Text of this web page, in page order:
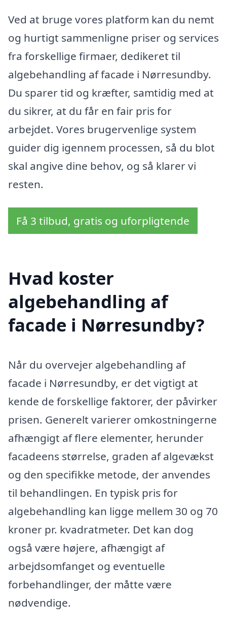
Ved at bruge vores platform kan du nemt
og hurtigt sammenligne priser og services
fra forskellige firmaer, dedikeret til
algebehandling af facade i Nørresundby.
Du sparer tid og kræfter, samtidig med at
du sikrer, at du får en fair pris for
arbejdet. Vores brugervenlige system
guider dig igennem processen, så du blot
skal angive dine behov, og så klarer vi
resten.
Få 3 tilbud, gratis og uforpligtende
Hvad koster
algebehandling af
facade i Nørresundby?
Når du overvejer algebehandling af
facade i Nørresundby, er det vigtigt at
kende de forskellige faktorer, der påvirker
prisen. Generelt varierer omkostningerne
afhængigt af flere elementer, herunder
facadeens størrelse, graden af algevækst
og den specifikke metode, der anvendes
til behandlingen. En typisk pris for
algebehandling kan ligge mellem 30 og 70
kroner pr. kvadratmeter. Det kan dog
også være højere, afhængigt af
arbejdsomfanget og eventuelle
forbehandlinger, der måtte være
nødvendige.